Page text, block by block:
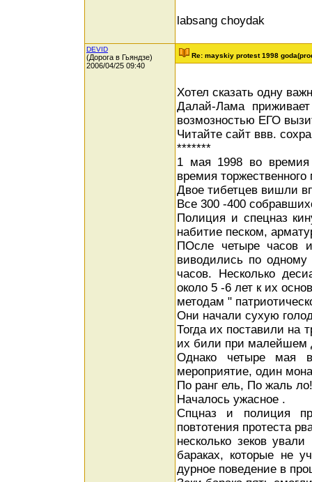
labsang choydak
DEVID
(Дорога в Гьяндзе)
2006/04/25 09:40
Re: mayskiy protest 1998
Хотел сказать одну
Далай-Лама
возмозностью ЕГО
Читайте сайт ввв.
*******
1 мая 1998 во
времия
Двое тибетцев вишли
Все 300 -400
Полиция и спецназ
набитие песком,
ПОсле четыре часов
виводились по
часов. Несколько
около 5 -6 лет к их
методам "
Они начали сухую
Тогда их поставили на
их били при малейшем
Однако четыре мая
мероприятие, один
По ранг ель, По жаль
Началось ужасное .
Спцназ и полиция
повтотения протеста
несколько зеков
бараках, которые не
дурное поведение в